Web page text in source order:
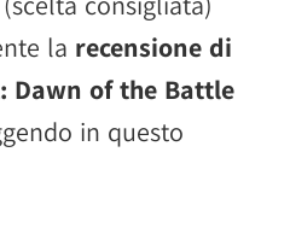
la recensione di
Dawn of the Battle
in questo